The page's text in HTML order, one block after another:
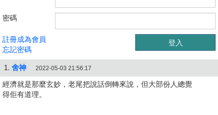
密碼
註冊成為會員
忘記密碼
1. 舍神 2022-05-03 21:56:17
經濟就是那麼玄妙，老尾把說話倒轉來說，但大部份人總覺
得佢有道理。